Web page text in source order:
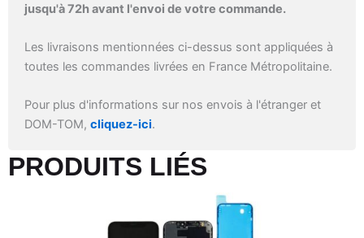
jusqu'à 72h avant l'envoi de votre commande.
Les livraisons mentionnées ci-dessus sont appliquées à
toutes les commandes livrées en France Métropolitaine.
Pour plus d'informations sur nos envois à l'étranger et
DOM-TOM, cliquez-ici.
PRODUITS LIÉS​